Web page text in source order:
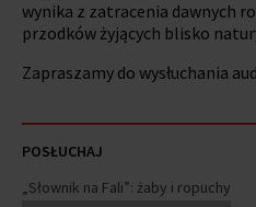
wynika z zatracenia dawnych
przodków żyjących blisko
Zapraszamy do wysłuchania
POSŁUCHAJ
„Słownik na Fali”: żaby i ropuchy